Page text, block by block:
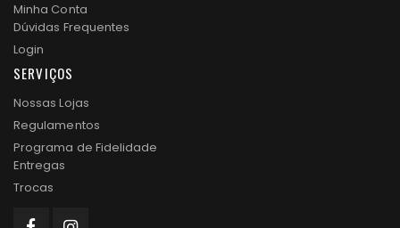
Minha Conta
Dúvidas Frequentes
Login
SERVIÇOS
Nossas Lojas
Regulamentos
Programa de Fidelidade
Entregas
Trocas